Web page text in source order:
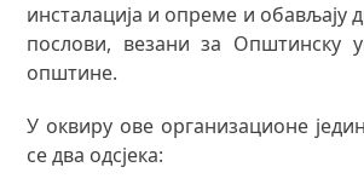
инсталација и опреме и обављају
послови, везани за Општинску
општине.
У оквиру ове организационе
се два одсјека: